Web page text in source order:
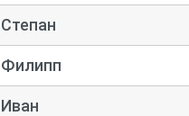
Степан
Филипп
Иван